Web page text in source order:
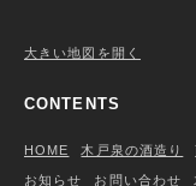
大きい地図を開く
CONTENTS
HOME 木戸泉の酒造り
お知らせ お問い合わせ